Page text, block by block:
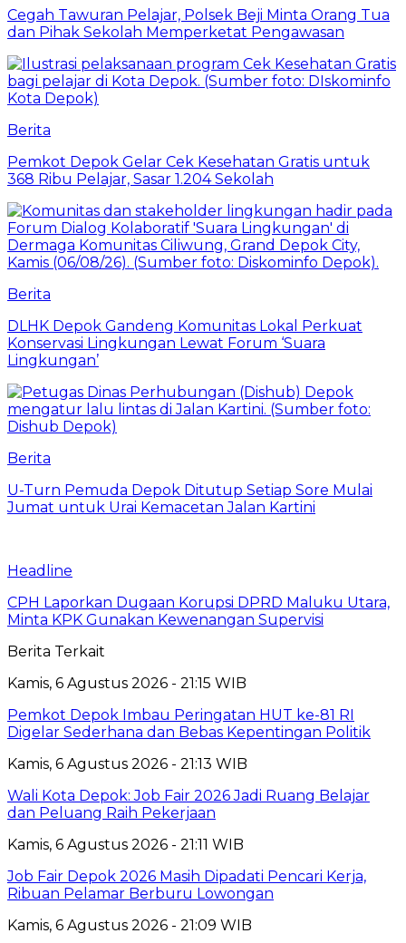
Cegah Tawuran Pelajar, Polsek Beji Minta Orang Tua
dan Pihak Sekolah Memperketat Pengawasan
Berita
Pemkot Depok Gelar Cek Kesehatan Gratis untuk
368 Ribu Pelajar, Sasar 1.204 Sekolah
Berita
DLHK Depok Gandeng Komunitas Lokal Perkuat
Konservasi Lingkungan Lewat Forum ‘Suara
Lingkungan’
Berita
U-Turn Pemuda Depok Ditutup Setiap Sore Mulai
Jumat untuk Urai Kemacetan Jalan Kartini
Headline
CPH Laporkan Dugaan Korupsi DPRD Maluku Utara,
Minta KPK Gunakan Kewenangan Supervisi
Berita Terkait
Kamis, 6 Agustus 2026 - 21:15 WIB
Pemkot Depok Imbau Peringatan HUT ke-81 RI
Digelar Sederhana dan Bebas Kepentingan Politik
Kamis, 6 Agustus 2026 - 21:13 WIB
Wali Kota Depok: Job Fair 2026 Jadi Ruang Belajar
dan Peluang Raih Pekerjaan
Kamis, 6 Agustus 2026 - 21:11 WIB
Job Fair Depok 2026 Masih Dipadati Pencari Kerja,
Ribuan Pelamar Berburu Lowongan
Kamis, 6 Agustus 2026 - 21:09 WIB